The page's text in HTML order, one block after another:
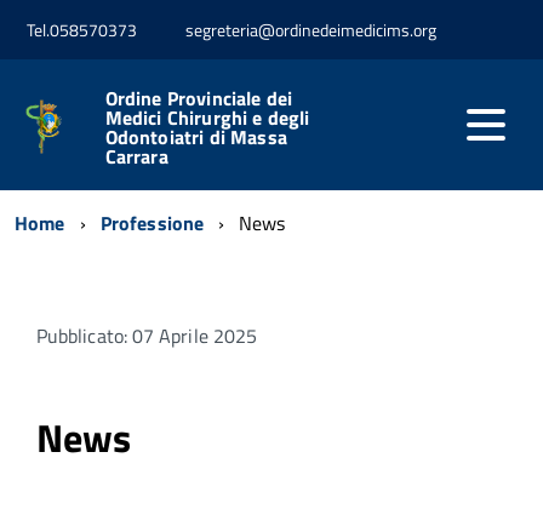
Tel.058570373 segreteria@ordinedeimedicims.org
Ordine Provinciale dei
Medici Chirurghi e degli
Odontoiatri di Massa
Carrara
Home Professione News
Pubblicato: 07 Aprile 2025
News